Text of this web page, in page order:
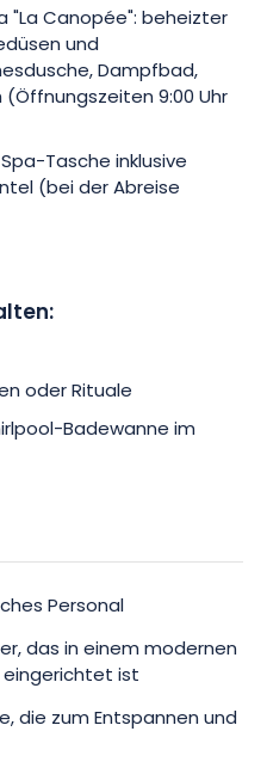
"La Canopée": beheizter
und
Dampfbad,
9:00 Uhr
Tasche inklusive
(bei der Abreise
oder Rituale
Badewanne im
Personal
das in einem modernen
ist
die zum Entspannen und